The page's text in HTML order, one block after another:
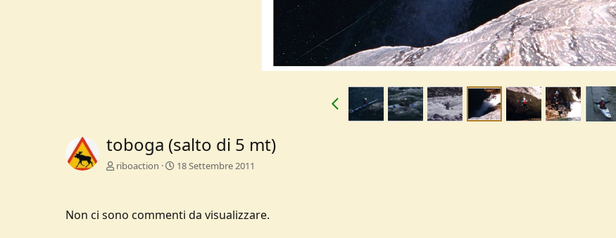
toboga (salto di 5 mt)
riboaction 18 Settembre 2011
Non ci sono commenti da visualizzare.